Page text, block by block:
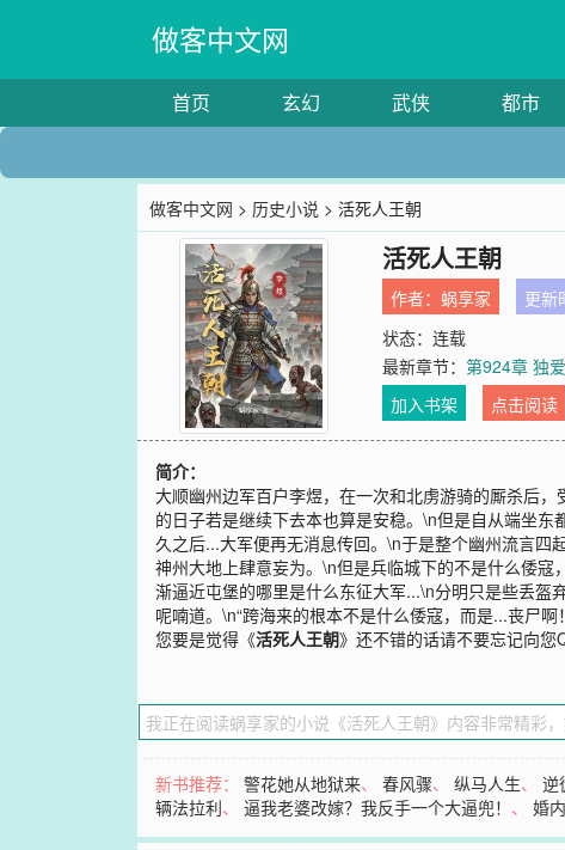
做客中文网
首页 玄幻 武侠 都市
做客中文网 > 历史小说 > 活死人王朝
活死人王朝
作者： 蜗享家 更新
状态：连载
最新章节：第924章 独
加入书架
点击阅读
简介：
大顺幽州边军百户李煜，在一次和北虏游骑的厮杀后
的日子若是继续下去本也算是安稳。\n但是自从端坐
久之后...大军便再无消息传回。\n于是整个幽州流言
神州大地上肆意妄为。\n但是兵临城下的不是什么倭
渐逼近屯堡的哪里是什么东征大军...\n分明只是些丢
呢喃道。\n“跨海来的根本不是什么倭寇，而是...丧尸啊
您要是觉得《活死人王朝》还不错的话请不要忘记向您
新书推荐：警花她从地狱来、春风骤、纵马人生、逆
辆法拉利、逼我老婆改嫁？我反手一个大逼兜！ 、婚